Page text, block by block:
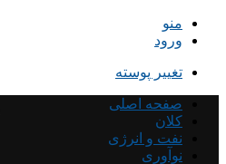
منو
ورود
تغییر پوسته
صفحه اصلی
کلان
نفت و انرژی
نوآوری